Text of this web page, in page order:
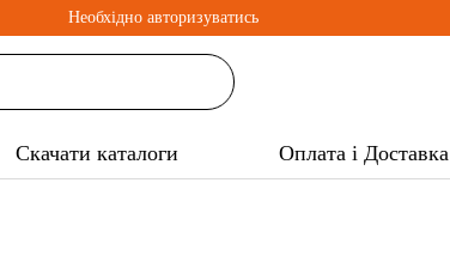
Необхідно авторизуватись
Скачати каталоги Оплата і Доставка